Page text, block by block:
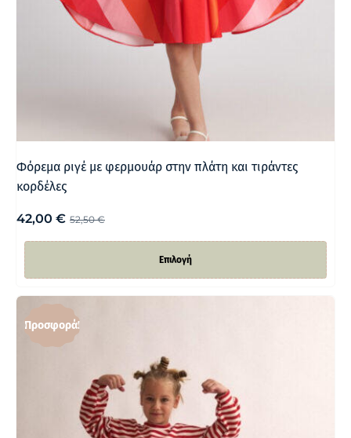
Φόρεμα ριγέ με φερμουάρ στην πλάτη και τιράντες
κορδέλες
52,50€
42,00 €
Επιλογή
Προσφορά!